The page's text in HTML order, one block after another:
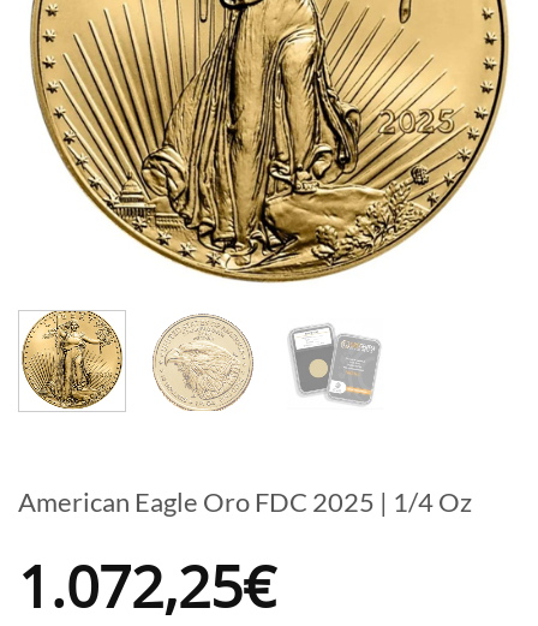
American Eagle Oro FDC 2025 | 1/4 Oz
1.072,25€